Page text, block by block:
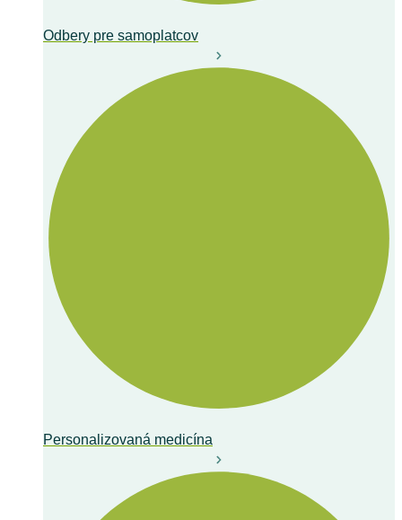
Odbery pre samoplatcov
Personalizovaná medicína